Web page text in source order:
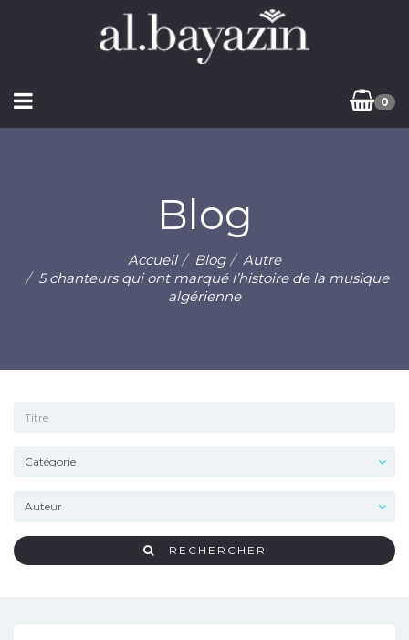
0
Blog
Accueil Blog
Autre
5 chanteurs qui ont marqué l’histoire de la musique
algérienne
RECHERCHER